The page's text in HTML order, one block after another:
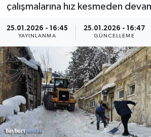
çalışmalarına hız kesmeden
25.01.2026 - 16:45
YAYINLANMA
25.01.2026 - 16:47
GÜNCELLEME